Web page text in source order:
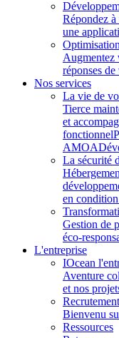
Répondez
une
Augmentez
réponses de
Nos services
La vie de
Tierce
et
fonctionnel
AMOA
La sécurité
en
Gestion de
éco-
L'entreprise
IOcean
Aventure
et nos
Recrutement
Bienvenu
Ressources